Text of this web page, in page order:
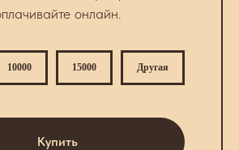
онлайн.
10000 15000 Другая
Купить